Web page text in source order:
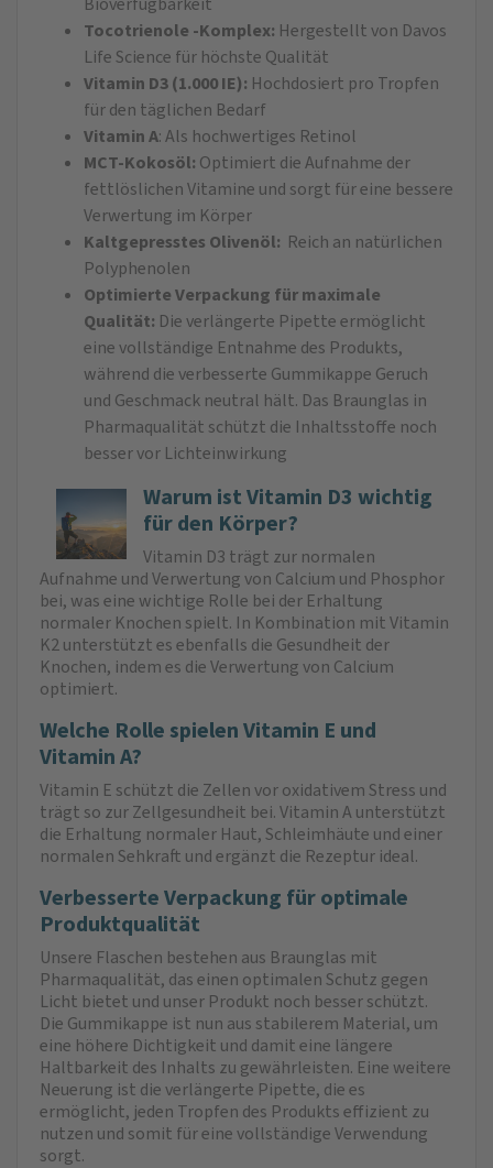
Tocotrienole -Komplex: Hergestellt von Davos
Life Science für höchste Qualität
Vitamin D3 (1.000 IE): Hochdosiert pro Tropfen
für den täglichen Bedarf
Vitamin A: Als hochwertiges Retinol
MCT-Kokosöl: Optimiert die Aufnahme der
fettlöslichen Vitamine und sorgt für eine bessere
Verwertung im Körper
Kaltgepresstes Olivenöl: Reich an natürlichen
Polyphenolen
Optimierte Verpackung für maximale
Qualität: Die verlängerte Pipette ermöglicht
eine vollständige Entnahme des Produkts,
während die verbesserte Gummikappe Geruch
und Geschmack neutral hält. Das Braunglas in
Pharmaqualität schützt die Inhaltsstoffe noch
besser vor Lichteinwirkung
Warum ist Vitamin D3 wichtig
für den Körper?
Vitamin D3 trägt zur normalen
Aufnahme und Verwertung von Calcium und Phosphor
bei, was eine wichtige Rolle bei der Erhaltung
normaler Knochen spielt. In Kombination mit Vitamin
K2 unterstützt es ebenfalls die Gesundheit der
Knochen, indem es die Verwertung von Calcium
optimiert.
Welche Rolle spielen Vitamin E und
Vitamin A?
Vitamin E schützt die Zellen vor oxidativem Stress und
trägt so zur Zellgesundheit bei. Vitamin A unterstützt
die Erhaltung normaler Haut, Schleimhäute und einer
normalen Sehkraft und ergänzt die Rezeptur ideal.
Verbesserte Verpackung für optimale
Produktqualität
Unsere Flaschen bestehen aus Braunglas mit
Pharmaqualität, das einen optimalen Schutz gegen
Licht bietet und unser Produkt noch besser schützt.
Die Gummikappe ist nun aus stabilerem Material, um
eine höhere Dichtigkeit und damit eine längere
Haltbarkeit des Inhalts zu gewährleisten. Eine weitere
Neuerung ist die verlängerte Pipette, die es
ermöglicht, jeden Tropfen des Produkts effizient zu
nutzen und somit für eine vollständige Verwendung
sorgt.